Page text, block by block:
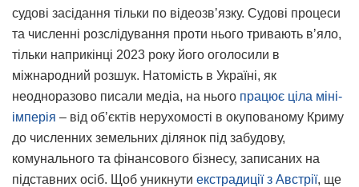
судові засідання тільки по відеозвʼязку. Судові процеси
та численні розслідування проти нього тривають вʼяло,
тільки наприкінці 2023 року його оголосили в
міжнародний розшук. Натомість в Україні, як
неодноразово писали медіа, на нього працює ціла міні-
імперія – від обʼєктів нерухомості в окупованому Криму
до численних земельних ділянок під забудову,
комунального та фінансового бізнесу, записаних на
підставних осіб. Щоб уникнути екстрадиції з Австрії, ще